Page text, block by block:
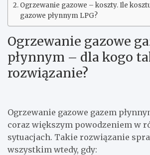
Ogrzewanie gazowe – koszty. Ile
gazowe płynnym LPG?
Ogrzewanie gazowe
płynnym – dla kogo
rozwiązanie?
Ogrzewanie gazowe gazem
coraz większym powodzeniem w
sytuacjach. Takie rozwiązanie
wszystkim wtedy, gdy: